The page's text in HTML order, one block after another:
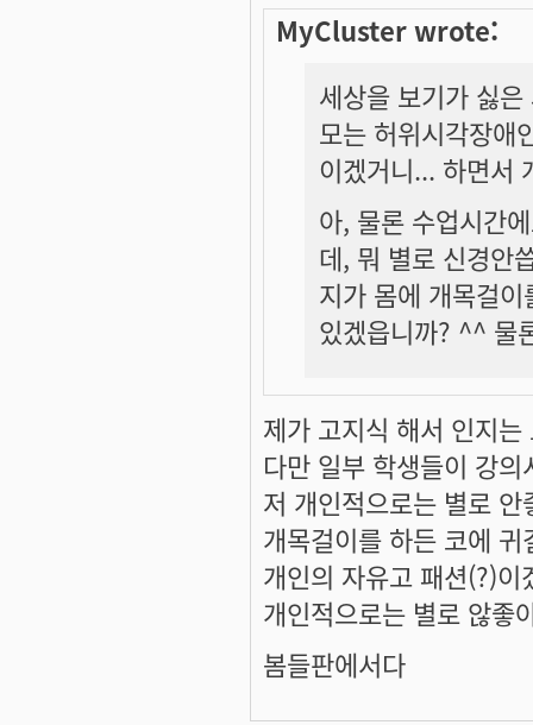
MyCluster wrote:
세상을 보기가 싫
모는 허위시각장애
이겠거니... 하면서
아, 물론 수업시간
데, 뭐 별로 신경안
지가 몸에 개목걸
있겠읍니까? ^^ 물
제가 고지식 해서 인지
다만 일부 학생들이 강
저 개인적으로는 별로
개목걸이를 하든 코에
개인의 자유고 패션(?)이
개인적으로는 별로 않좋
봄들판에서다